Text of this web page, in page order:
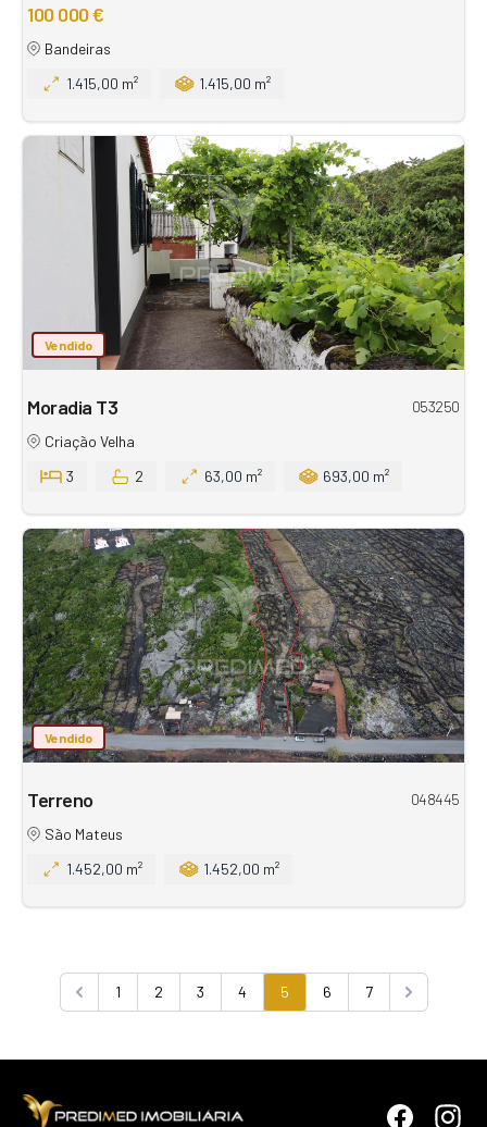
100 000 €
Bandeiras
1.415,00 m²
1.415,00 m²
Vendido
Moradia T3
053250
Criação Velha
3
2 63,00 m² 693,00 m²
Vendido
Terreno
048445
São Mateus
1.452,00 m²
1.452,00 m²
Previous
1 2 3 4 5 6 7
Next